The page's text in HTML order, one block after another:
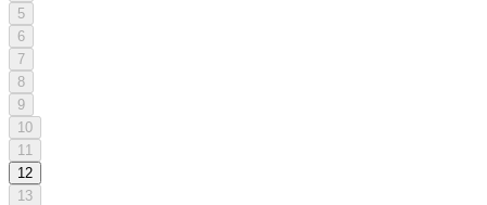
5
6
7
8
9
10
11
12
13